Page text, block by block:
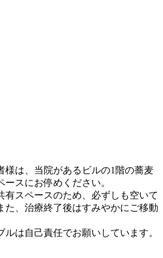
は、当院があるビルの1階の蕎麦
スにお停めください。
有スペースのため、必ずしも空いて
た、治療終了後はすみやかにご移動
は自己責任でお願いしています。